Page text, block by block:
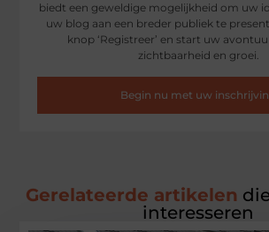
biedt een geweldige mogelijkheid om uw
uw blog aan een breder publiek te
knop ‘Registreer’ en start uw
zichtbaarheid en groei.
Begin nu met uw
Gerelateerde artikelen
interesseren